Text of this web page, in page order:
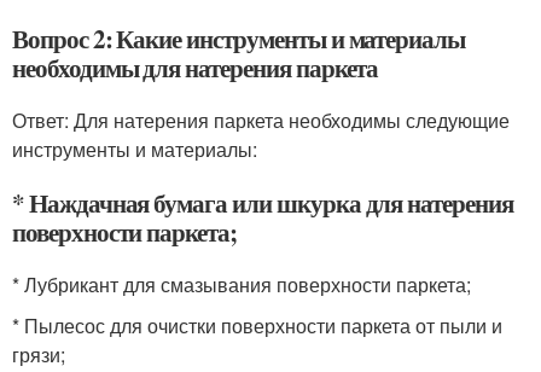
Вопрос 2: Какие инструменты и материалы
необходимы для натерения паркета
Ответ: Для натерения паркета необходимы следующие
инструменты и материалы:
* Наждачная бумага или шкурка для натерения
поверхности паркета;
* Лубрикант для смазывания поверхности паркета;
* Пылесос для очистки поверхности паркета от пыли и
грязи;